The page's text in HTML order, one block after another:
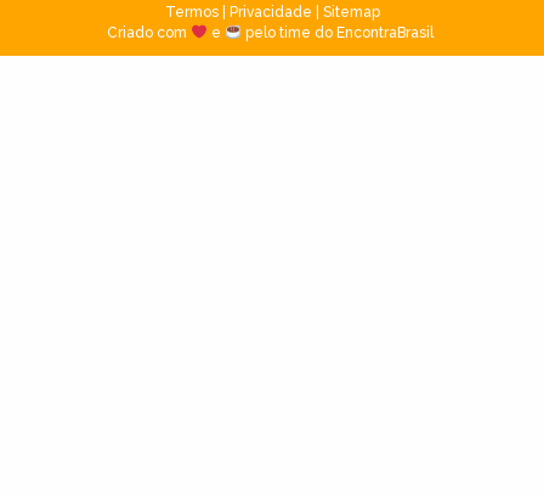
Termos| Privacidade
Sitemap
Criado com
e pelo time do EncontraBrasil